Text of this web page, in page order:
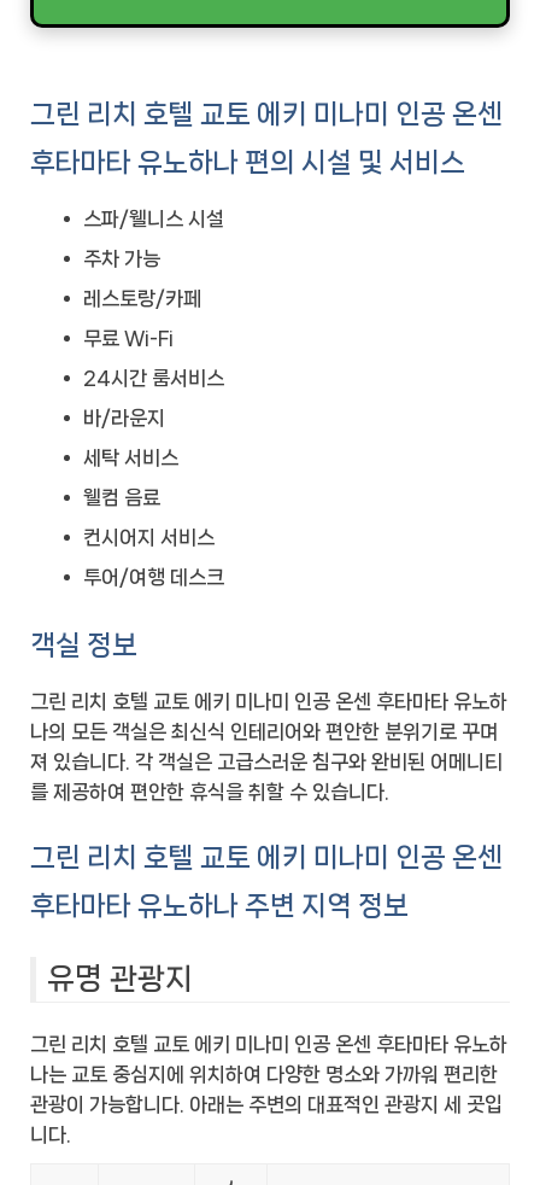
그린 리치 호텔 교토 에키 미나미 인공 온센
후타마타 유노하나 편의 시설 및 서비스
스파/웰니스 시설
주차 가능
레스토랑/카페
무료 Wi-Fi
24시간 룸서비스
바/라운지
세탁 서비스
웰컴 음료
컨시어지 서비스
투어/여행 데스크
객실 정보
그린 리치 호텔 교토 에키 미나미 인공 온센 후타마타 유노하
나의 모든 객실은 최신식 인테리어와 편안한 분위기로 꾸며
져 있습니다. 각 객실은 고급스러운 침구와 완비된 어메니티
를 제공하여 편안한 휴식을 취할 수 있습니다.
그린 리치 호텔 교토 에키 미나미 인공 온센
후타마타 유노하나 주변 지역 정보
유명 관광지
그린 리치 호텔 교토 에키 미나미 인공 온센 후타마타 유노하
나는 교토 중심지에 위치하여 다양한 명소와 가까워 편리한
관광이 가능합니다. 아래는 주변의 대표적인 관광지 세 곳입
니다.